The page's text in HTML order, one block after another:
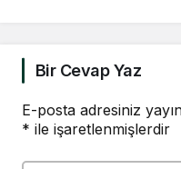
Bir Cevap Yaz
E-posta adresiniz
* ile işaretlenmişlerdir